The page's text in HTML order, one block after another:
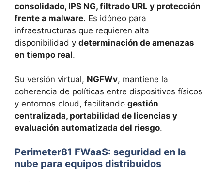
consolidado, IPS NG, filtrado URL y protección
frente a malware. Es idóneo para
infraestructuras que requieren alta
disponibilidad y determinación de amenazas
en tiempo real.
Su versión virtual, NGFWv, mantiene la
coherencia de políticas entre dispositivos físicos
y entornos cloud, facilitando gestión
centralizada, portabilidad de licencias y
evaluación automatizada del riesgo.
Perimeter81 FWaaS: seguridad en la
nube para equipos distribuidos